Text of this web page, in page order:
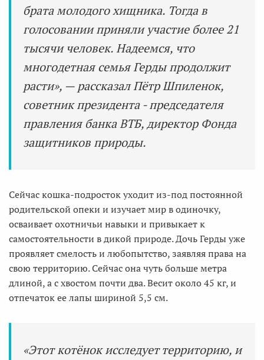
брата молодого хищника. Тогда в
голосовании приняли участие более 21
тысячи человек. Надеемся, что
многодетная семья Герды продолжит
расти», — рассказал Пётр Шпиленок,
советник президента - председателя
правления банка ВТБ, директор Фонда
защитников природы.
Сейчас кошка-подросток уходит из-под постоянной
родительской опеки и изучает мир в одиночку,
осваивает охотничьи навыки и привыкает к
самостоятельности в дикой природе. Дочь Герды уже
проявляет смелость и любопытство, заявляя права на
свою территорию. Сейчас она чуть больше метра
длиной, а с хвостом почти два. Весит около 45 кг, и
отпечаток ее лапы шириной 5,5 см.
«Этот котёнок исследует территорию, и